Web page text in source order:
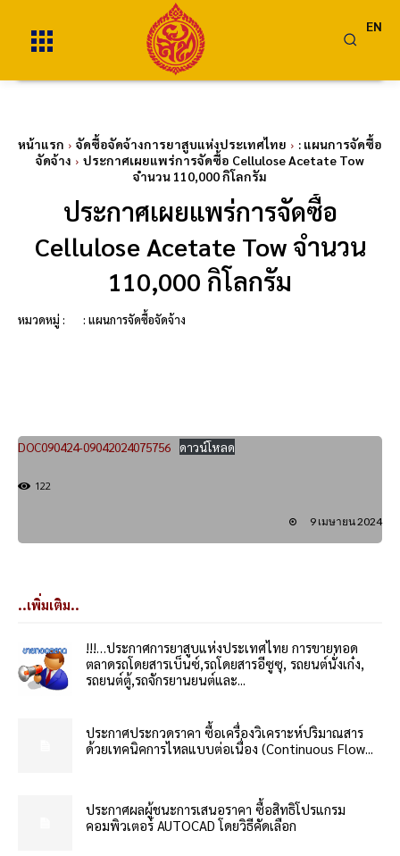
EN
หน้าแรก จัดซื้อจัดจ้างการยาสูบแห่งประเทศไทย
: แผนการจัดซื้อ
จัดจ้าง
ประกาศเผยแพร่การจัดซื้อ Cellulose Acetate Tow
จำนวน 110,000 กิโลกรัม
ประกาศเผยแพร่การจัดซื้อ
Cellulose Acetate Tow จำนวน
110,000 กิโลกรัม
หมวดหมู่ : : แผนการจัดซื้อจัดจ้าง
DOC090424-09042024075756 ดาวน์โหลด
122
9 เมษายน 2024
..เพิ่มเติม..
!!!…ประกาศการยาสูบแห่งประเทศไทย การขายทอด
ตลาดรถโดยสารเบ็นซ์,รถโดยสารอีซูซุ, รถยนต์นั่งเก๋ง,
รถยนต์ตู้,รถจักรยานยนต์และ...
ประกาศประกวดราคา ซื้อเครื่องวิเคราะห์ปริมาณสาร
ด้วยเทคนิคการไหลแบบต่อเนื่อง (Continuous Flow...
ประกาศผลผู้ชนะการเสนอราคา ซื้อสิทธิโปรแกรม
คอมพิวเตอร์ AUTOCAD โดยวิธีคัดเลือก